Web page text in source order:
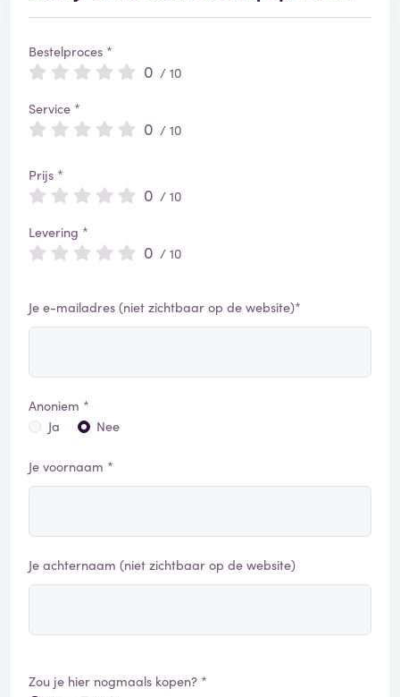
Bestelproces *
0 / 10
Service *
0 / 10
Prijs *
0 / 10
Levering *
0 / 10
Je e-mailadres (niet zichtbaar op de website)*
Anoniem *
Ja
Nee
Je voornaam *
Je achternaam (niet zichtbaar op de website)
Zou je hier nogmaals kopen? *